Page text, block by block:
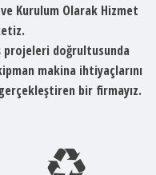
Kurulum Olarak Hizmet
projeleri doğrultusunda
makina ihtiyaçlarını
bir firmayız.